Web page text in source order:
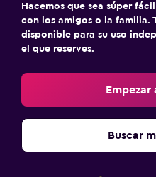
Hacemos que sea súper
con los amigos o la familia.
disponible para su uso
el que reserves.
Empezar
Buscar